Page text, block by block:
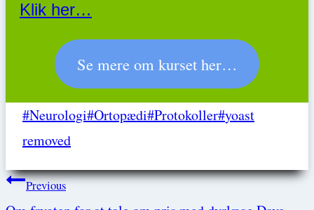
Klik her…
Se mere om kurset her…
Post
Tags:
#Neurologi#Ortopædi#Protokoller#yoast
removed
PostPrevious